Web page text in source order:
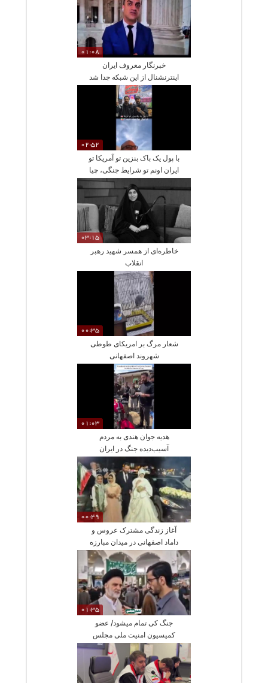
01:08
خبرنگار معروف ایران
اینترنشنال از این شبکه جدا شد
02:52
با پول یک باک بنزین تو آمریکا تو
ایران اونم تو شرایط جنگی، چیا
03:15
خاطره‌ای از همسر شهید رهبر
انقلاب
00:35
شعار مرگ بر امریکای طوطی
شهروند اصفهانی
01:03
هدیه جوان هندی به مردم
آسیب‌دیده جنگ در ایران
00:49
آغاز زندگی مشترک عروس و
داماد اصفهانی در میدان مبارزه
مردمی با دشمن
01:35
جنگ کی تمام میشود/ عضو
کمیسیون امنیت ملی مجلس
پاسخ داد